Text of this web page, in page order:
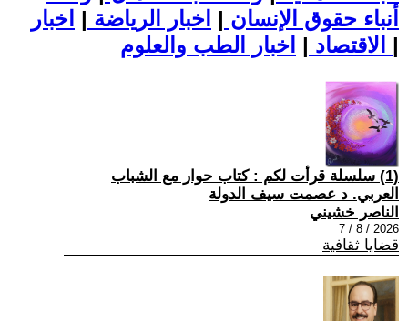
أنباء حقوق الإنسان | اخبار الرياضة | اخبار
الاقتصاد | |
(1) سلسلة قرأت لكم : كتاب حوار مع الشباب
العربي. د عصمت سيف الدولة
الناصر خشيني
2026 / 8 / 7
قضايا ثقافية